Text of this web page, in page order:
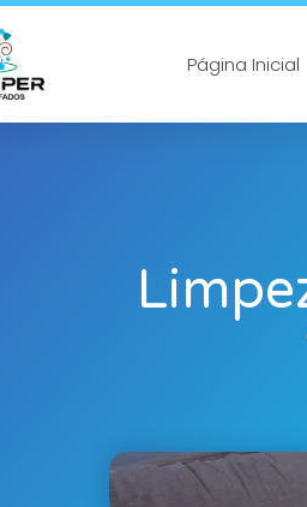
Página Inicial